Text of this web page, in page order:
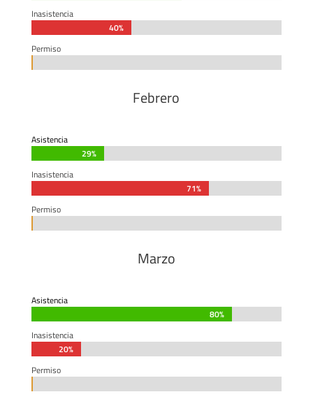
Inasistencia
40%
40%
Permiso
Febrero
Asistencia
29%
29%
Inasistencia
71%
71%
Permiso
Marzo
Asistencia
80%
80%
Inasistencia
20%
20%
Permiso